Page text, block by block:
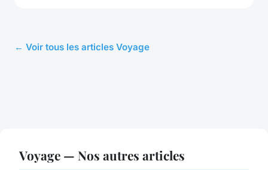
← Voir tous les articles Voyage
Voyage — Nos autres articles